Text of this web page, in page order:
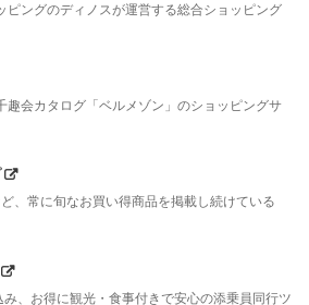
ピングのディノスが運営する総合ショッピング
趣会カタログ「ベルメゾン」のショッピングサ
、常に旬なお買い得商品を掲載し続けている
、お得に観光・食事付きで安心の添乗員同行ツ